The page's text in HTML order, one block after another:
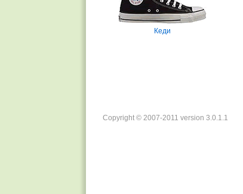
Кеди
Copyright © 2007-2011 version 3.0.1.1